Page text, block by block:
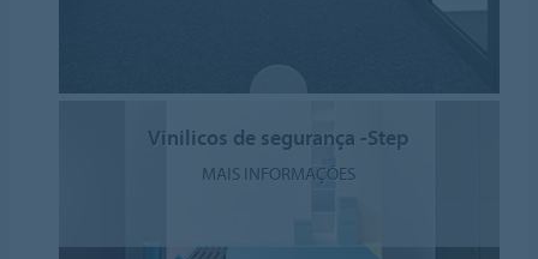
Vinilicos de segurança -Step
MAIS INFORMAÇÕES